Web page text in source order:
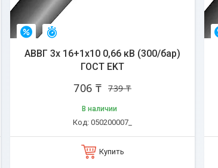
–4%
АВВГ 3х 16+1х10 0,66 кВ (300/бар)
ГОСТ EKT
739 ₸
706 ₸
В наличии
050200007_
Купить